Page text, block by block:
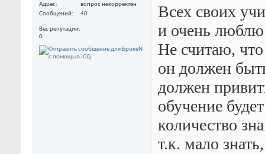
Адрес
вопрос некорректен
Сообщений
40
Вес репутации
0
Всех своих
и очень
Не считаю,
он должен
должен
обучение
количество
т.к. мало